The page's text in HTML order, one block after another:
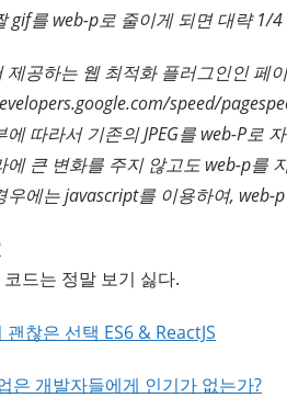
gif를 web-p로 줄이게 되면 대략 1/
제공하는 웹 최적화 플러그인인 페
speed/
에 따라서 기존의 JPEG를 web-P로
에 큰 변화를 주지 않고도 web-p를
우에는 javascript를 이용하여, web-
드는 정말 보기 싫다.
찮은 선택 ES6 & ReactJS
은 개발자들에게 인기가 없는가?